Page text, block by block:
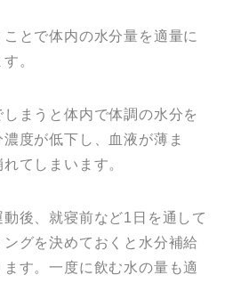
とで体内の水分量を適量に
。
まうと体内で体調の水分を
度が低下し、血液が薄ま
てしまいます。
後、就寝前など1日を通して
グを決めておくと水分補給
す。一度に飲む水の量も適